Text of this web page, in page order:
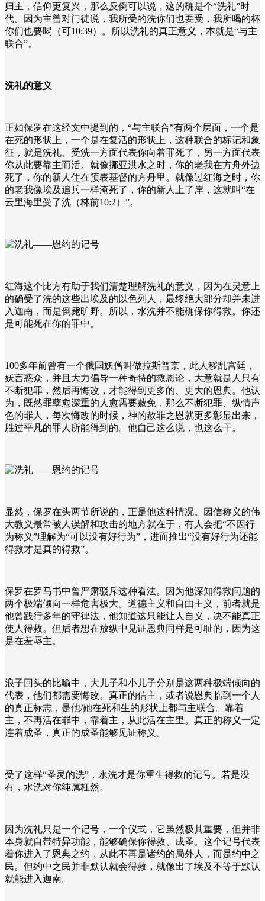
归主，信仰更复兴，那么反倒可以说，这的确是个“洗礼”时
代。因为主曾对门徒说，我所受的洗你们也要受，我所喝的杯
你们也要喝（可10:39）。所以洗礼的真正意义，本就是“与主
联合”。
洗礼的意义
正如保罗在这经文中提到的，“与主联合”有两个层面，一个是
在死的形状上，一个是在复活的形状上，这种联合的标记和象
征，就是洗礼。受洗一方面代表你向着罪死了，另一方面代表
你从此要靠主而活。就像挪亚洪水之时，你的老我在方舟外边
死了，你的新人住在预表基督的方舟里。就像过红海之时，你
的老我像埃及追兵一样淹死了，你的新人上了岸，这就叫“在
云里海里受了洗（林前10:2）”。
红海这个比方有助于我们清楚理解洗礼的意义，因为在灵意上
的确受了洗的这些出埃及的以色列人，最终绝大部分却并未进
入迦南，而是倒毙旷野。所以，水洗并不能确保你得救。你还
是可能死在你的罪中。
100多年前曾有一个俄国妖僧叫做拉斯普京，此人秽乱宫廷，
妖言惑众，并且大力倡导一种奇特的救恩论，大意就是人只有
不断犯罪，然后再悔改，才能得到更多的、更大的恩典。他认
为，既然罪孽愈深重的人愈需要赦免，那么不断犯罪、纵情声
色的罪人，每次悔改的时候，神的赦罪之恩就更多彰显出来，
胜过平凡的罪人所能得到的。他自己这么说，也这么干。
显然，保罗在头两节所说的，正是他这种情况。因信称义的伟
大教义最常被人误解和攻击的地方就在于，有人会把“不因行
为称义”理解为“可以没有好行为”，进而推出“没有好行为还能
得救才是真的得救”。
保罗在罗马书中曾严肃驳斥这种看法。因为他深知得救问题的
两个极端倾向一样危害极大。道德主义和自由主义，前者就是
他曾践行多年的守律法，他知道这只能让人自义，决不能真正
使人得救。但后者想在放纵中见证恩典同样是可耻的，因为这
是在羞辱主。
浪子回头的比喻中，大儿子和小儿子分别是这两种极端倾向的
代表，他们都需要悔改。真正的信主，或者说恩典临到一个人
的真正标志，是他/她在死和生的形状上都与主联合。靠着
主，不再活在罪中，靠着主，从此活在主里。真正的称义一定
连着成圣，真正的成圣能够见证称义。
受了这样“圣灵的洗”，水洗才是你重生得救的记号。若是没
有，水洗对你纯属枉然。
因为洗礼只是一个记号，一个仪式，它虽然极其重要，但并非
本身就自带特异功能，能够确保你得救、成圣。这个记号代表
着你进入了恩典之约，从此不再是诸约的局外人，而是约中之
民。但约中之民并非默认就会得救，就像出了埃及不等于默认
就能进入迦南。